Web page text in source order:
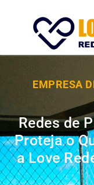
EMPRESA
Redes de
Proteja o
a Love